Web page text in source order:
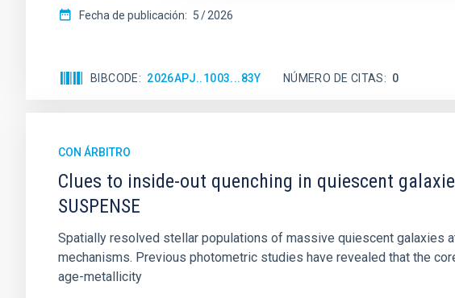
Fecha de publicación: 5 2026
BIBCODE 2026APJ..1003...83Y NÚMERO DE CITAS 0
CON ÁRBITRO
Clues to inside-out quenching in quiescent
SUSPENSE
Spatially resolved stellar populations of massive quiescent galaxies
mechanisms. Previous photometric studies have revealed that the
age-metallicity